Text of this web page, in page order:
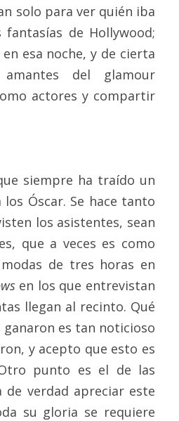
solo para ver quién iba
de Hollywood;
esa noche, y de cierta
del glamour
actores y compartir
siempre ha traído un
Óscar. Se hace tanto
los asistentes, sean
que a veces es como
de tres horas en
en los que entrevistan
llegan al recinto. Qué
ganaron es tan noticioso
y acepto que esto es
punto es el de las
de verdad apreciar este
su gloria se requiere